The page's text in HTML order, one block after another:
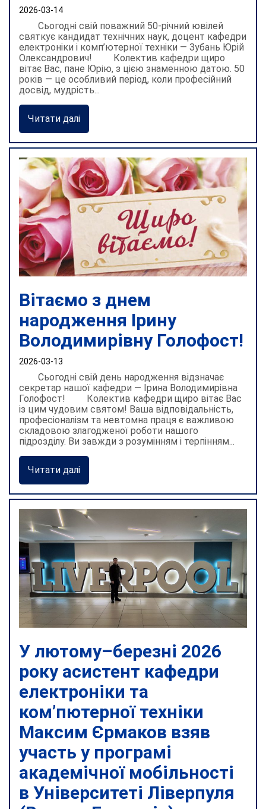
2026-03-14
Сьогодні свій поважний 50-річний ювілей
святкує кандидат технічних наук, доцент кафедри
електроніки і комп’ютерної техніки — Зубань Юрій
Олександрович! Колектив кафедри щиро
вітає Вас, пане Юрію, з цією знаменною датою. 50
років — це особливий період, коли професійний
досвід, мудрість...
Читати далі
Вітаємо з днем
народження Ірину
Володимирівну Голофост!
2026-03-13
Сьогодні свій день народження відзначає
секретар нашої кафедри — Ірина Володимирівна
Голофост! Колектив кафедри щиро вітає Вас
із цим чудовим святом! Ваша відповідальність,
професіоналізм та невтомна праця є важливою
складовою злагодженої роботи нашого
підрозділу. Ви завжди з розумінням і терпінням...
Читати далі
У лютому–березні 2026
року асистент кафедри
електроніки та
ком’пютерної техніки
Максим Єрмаков взяв
участь у програмі
академічної мобільності
в Університеті Ліверпуля